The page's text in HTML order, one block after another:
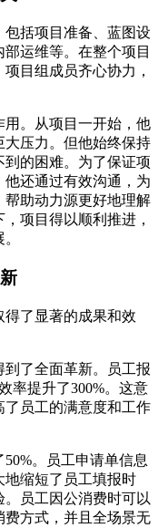
括项目准备、蓝图设
运维等。在整个项目
目组成员齐心协力，
。从项目一开始，他
压力。但他始终保持
的困难。为了保证项
他还通过有效沟通，为
助动力源更好地理解
项目得以顺利推进，
了显著的成果和效
了全面革新。员工报
率提升了300%。这意
员工的满意度和工作
。员工申请单信息
地缩短了员工填报时
员工因公消费时可以
方式，并且全场景无